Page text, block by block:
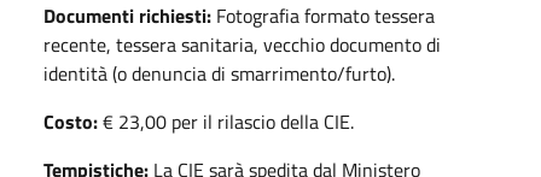
Documenti richiesti: Fotografia formato tessera
recente, tessera sanitaria, vecchio documento di
identità (o denuncia di smarrimento/furto).
Costo:€ 23,00 per il rilascio della CIE.
Tempistiche: La CIE sarà spedita dal Ministero